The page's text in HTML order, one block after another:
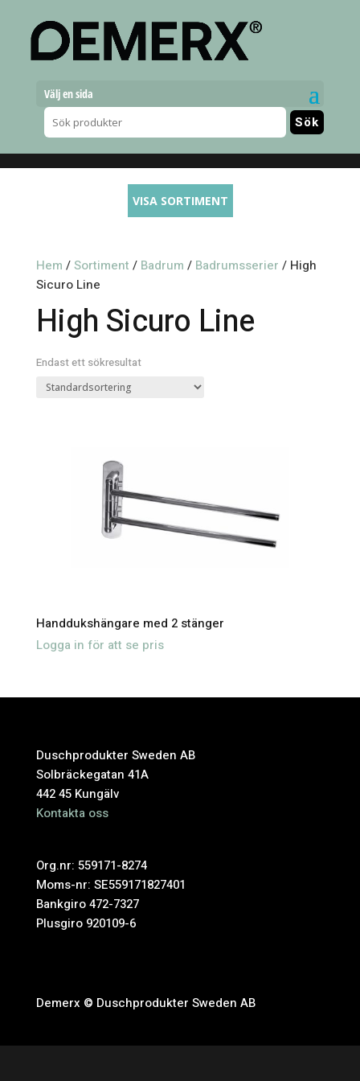
Välj en sida
VISA SORTIMENT
Hem /Sortiment / Badrum / Badrumsserier / High
Sicuro Line
High Sicuro Line
Endast ett sökresultat
Handdukshängare med 2 stänger
Logga in för att se pris
Duschprodukter Sweden AB
Solbräckegatan 41A
442 45 Kungälv
Kontakta oss
Org.nr: 559171-8274
Moms-nr: SE559171827401
Bankgiro 472-7327
Plusgiro 920109-6
Demerx © Duschprodukter Sweden AB